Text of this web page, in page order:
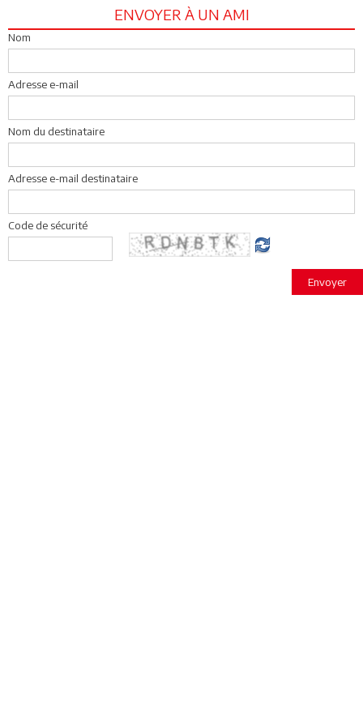
ENVOYER À UN AMI
Nom
Adresse e-mail
Nom du destinataire
Adresse e-mail destinataire
Code de sécurité
Envoyer